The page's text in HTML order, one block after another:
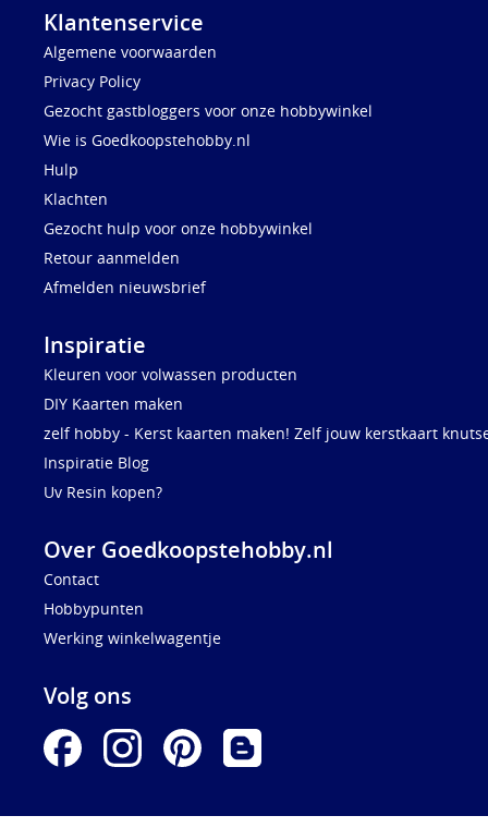
Klantenservice
Algemene voorwaarden
Privacy Policy
Gezocht gastbloggers voor onze hobbywinkel
Wie is Goedkoopstehobby.nl
Hulp
Klachten
Gezocht hulp voor onze hobbywinkel
Retour aanmelden
Afmelden nieuwsbrief
Inspiratie
Kleuren voor volwassen producten
DIY Kaarten maken
zelf hobby - Kerst kaarten maken! Zelf jouw kerstkaart
Inspiratie Blog
Uv Resin kopen?
Over Goedkoopstehobby.nl
Contact
Hobbypunten
Werking winkelwagentje
Volg ons